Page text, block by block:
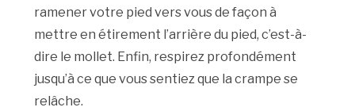
ramener votre pied vers vous de façon à
mettre en étirement l’arrière du pied, c’est-à-
dire le mollet. Enfin, respirez profondément
jusqu’à ce que vous sentiez que la crampe se
relâche.